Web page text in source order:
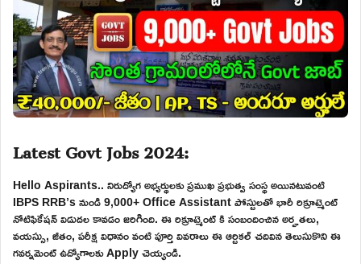
Latest Govt Jobs 2024:
Hello Aspirants.. నిరుద్యోగ అభ్యర్థులకు ప్రముఖ ప్రభుత్వ సంస్థ అయినటువంటి
IBPS RRB’s నుండి 9,000+ Office Assistant పోస్టులతో భారీ రిక్రూట్మెంట్
నోటిఫికేషన్ విడుదల కావడం జరిగింది. ఈ రిక్రూట్మెంట్ కి సంబందించిన అర్హతలు,
వయస్సు, జీతం, పరీక్ష విధానం వంటి పూర్తి వివరాలు ఈ ఆర్టికల్ చదివిన తెలుసుకొని ఈ
గవర్నమెంట్ ఉద్యోగాలకు Apply చెయ్యండి.